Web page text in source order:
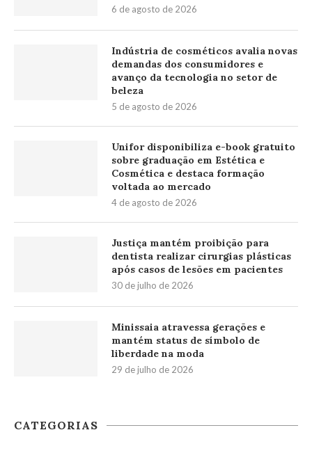
6 de agosto de 2026
Indústria de cosméticos avalia novas
demandas dos consumidores e
avanço da tecnologia no setor de
beleza
5 de agosto de 2026
Unifor disponibiliza e-book gratuito
sobre graduação em Estética e
Cosmética e destaca formação
voltada ao mercado
4 de agosto de 2026
Justiça mantém proibição para
dentista realizar cirurgias plásticas
após casos de lesões em pacientes
30 de julho de 2026
Minissaia atravessa gerações e
mantém status de símbolo de
liberdade na moda
29 de julho de 2026
CATEGORIAS